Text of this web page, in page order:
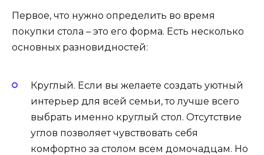
Первое, что нужно определить во время
покупки стола – это его форма. Есть несколько
основных разновидностей:
Круглый. Если вы желаете создать уютный
интерьер для всей семьи, то лучше всего
выбрать именно круглый стол. Отсутствие
углов позволяет чувствовать себя
комфортно за столом всем домочадцам. Но